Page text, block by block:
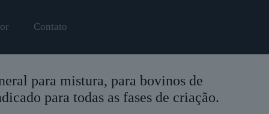
Contato
para mistura, para bovinos de
para todas as fases de criação.